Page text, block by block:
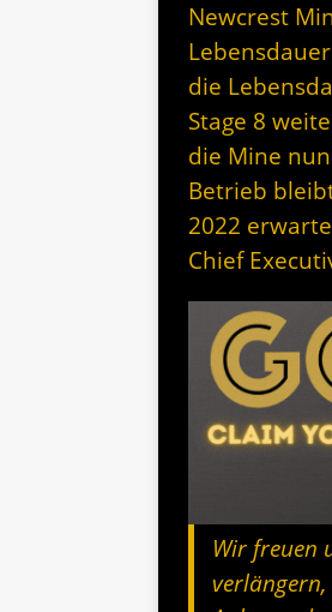
Newcrest
die
Stage 8
die Mine
Betrieb
2022
Chief
Wir freuen